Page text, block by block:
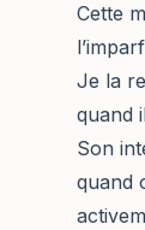
Cette
Je la
quand
Son
quand